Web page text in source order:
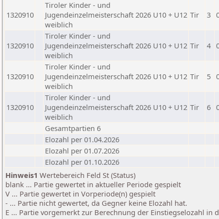
1320910
Tiroler Kinder - und
Jugendeinzelmeisterschaft 2026 U10 + U12
weiblich
Tir 3
1320910
Tiroler Kinder - und
Jugendeinzelmeisterschaft 2026 U10 + U12
weiblich
Tir 4
1320910
Tiroler Kinder - und
Jugendeinzelmeisterschaft 2026 U10 + U12
weiblich
Tir 5
1320910
Tiroler Kinder - und
Jugendeinzelmeisterschaft 2026 U10 + U12
weiblich
Tir 6
Gesamtpartien 6
Elozahl per 01.04.2026
Elozahl per 01.07.2026
Elozahl per 01.10.2026
Hinweis1 Wertebereich Feld St (Status)
blank ... Partie gewertet in aktueller Periode gespielt
V ... Partie gewertet in Vorperiode(n) gespielt
- ... Partie nicht gewertet, da Gegner keine Elozahl hat.
E ... Partie vorgemerkt zur Berechnung der Einstiegselozahl in